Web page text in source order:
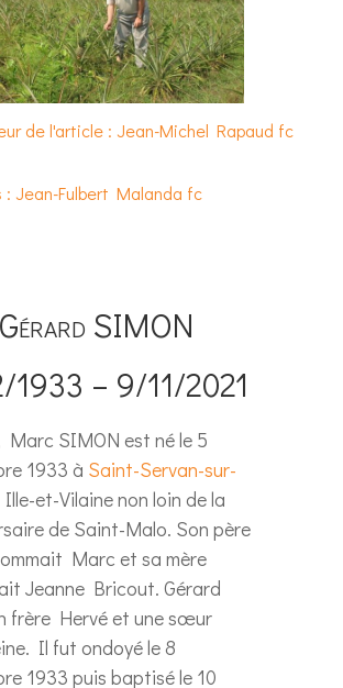
de l'article : Jean-Michel Rapaud fc
: Jean-Fulbert Malanda fc
Gérard SIMON
1933 – 9/11/2021
Marc SIMON est né le 5
1933 à Saint-Servan-sur-
et-Vilaine non loin de la
de Saint-Malo. Son père
Marc et sa mère
Jeanne Bricout. Gérard
frère Hervé et une sœur
Il fut ondoyé le 8
1933 puis baptisé le 10